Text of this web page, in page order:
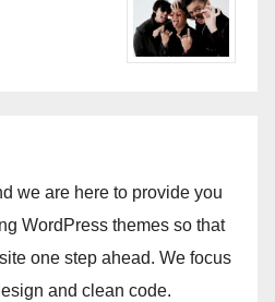
we are here to provide you
WordPress themes so that
one step ahead. We focus
and clean code.